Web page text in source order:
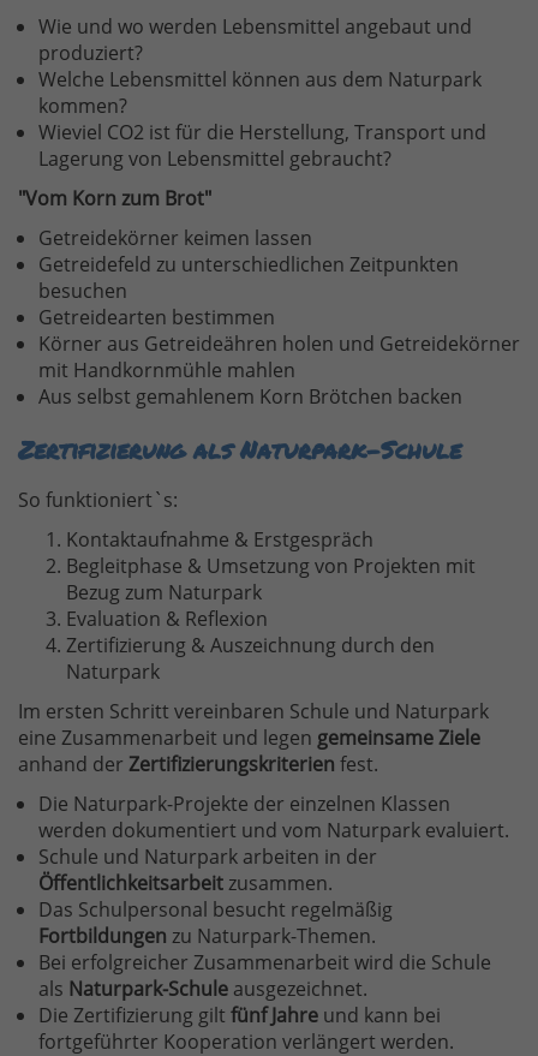
Wie und wo werden Lebensmittel angebaut und
produziert?
Welche Lebensmittel können aus dem Naturpark
kommen?
Wieviel CO2 ist für die Herstellung, Transport und
Lagerung von Lebensmittel gebraucht?
"Vom Korn zum Brot"
Getreidekörner keimen lassen
Getreidefeld zu unterschiedlichen Zeitpunkten
besuchen
Getreidearten bestimmen
Körner aus Getreideähren holen und Getreidekörner
mit Handkornmühle mahlen
Aus selbst gemahlenem Korn Brötchen backen
Zertifizierung als Naturpark-Schule
So funktioniert`s:
Kontaktaufnahme & Erstgespräch
Begleitphase & Umsetzung von Projekten mit
Bezug zum Naturpark
Evaluation & Reflexion
Zertifizierung & Auszeichnung durch den
Naturpark
Im ersten Schritt vereinbaren Schule und Naturpark
eine Zusammenarbeit und legen gemeinsame Ziele
anhand der Zertifizierungskriterien fest.
Die Naturpark-Projekte der einzelnen Klassen
werden dokumentiert und vom Naturpark evaluiert.
Schule und Naturpark arbeiten in der
Öffentlichkeitsarbeitzusammen.
Das Schulpersonal besucht regelmäßig
Fortbildungen zu Naturpark-Themen.
Bei erfolgreicher Zusammenarbeit wird die Schule
als Naturpark-Schule ausgezeichnet.
Die Zertifizierung gilt fünf Jahre und kann bei
fortgeführter Kooperation verlängert werden.